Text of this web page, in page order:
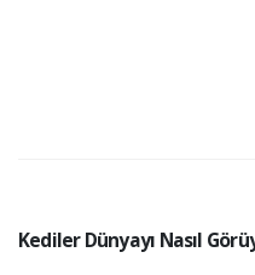
Kediler Dünyayı Nasıl